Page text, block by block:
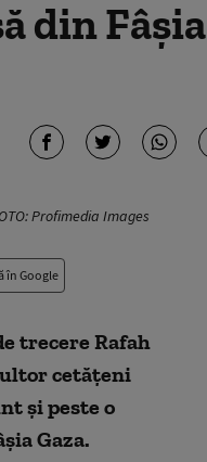
din Fâșia
Profimedia Images
în Google
trecere Rafah
cetățeni
și peste o
Gaza.